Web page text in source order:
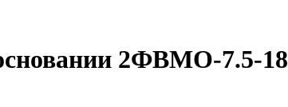
2ФВМO-7.5-18